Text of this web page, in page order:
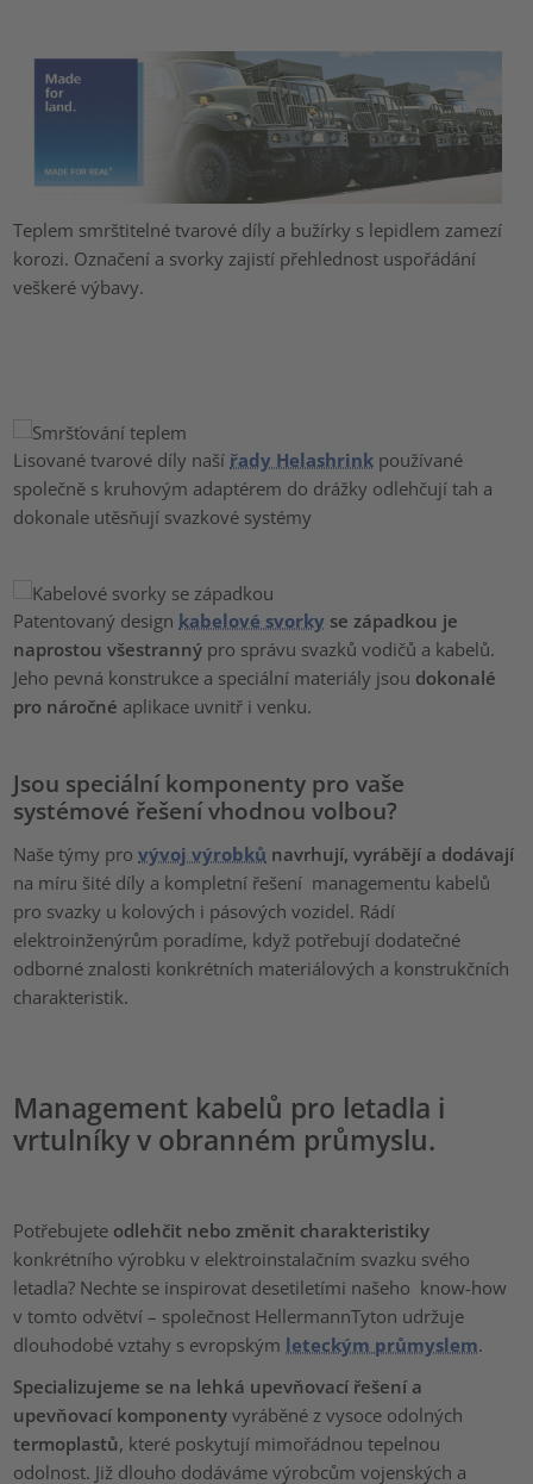
Teplem smrštitelné tvarové díly a bužírky s lepidlem zamezí
korozi. Označení a svorky zajistí přehlednost uspořádání
veškeré výbavy.
Lisované tvarové díly naší řady Helashrink používané
společně s kruhovým adaptérem do drážky odlehčují tah a
dokonale utěsňují svazkové systémy
Patentovaný design kabelové svorky se západkou je
naprostou všestranný pro správu svazků vodičů a kabelů.
Jeho pevná konstrukce a speciální materiály jsou dokonalé
pro náročné aplikace uvnitř i venku.
Jsou speciální komponenty pro vaše
systémové řešení vhodnou volbou?
Naše týmy provývoj výrobků navrhují, vyrábějí a dodávají
na míru šité díly a kompletní řešení managementu kabelů
pro svazky u kolových i pásových vozidel. Rádí
elektroinženýrům poradíme, když potřebují dodatečné
odborné znalosti konkrétních materiálových a konstrukčních
charakteristik.
Management kabelů pro letadla i
vrtulníky v obranném průmyslu.
Potřebujete odlehčit nebo změnit charakteristiky
konkrétního výrobku v elektroinstalačním svazku svého
letadla? Nechte se inspirovat desetiletími našeho know-how
v tomto odvětví – společnost HellermannTyton udržuje
dlouhodobé vztahy s evropským leteckým průmyslem.
Specializujeme se na lehká upevňovací řešení a
upevňovací komponenty vyráběné z vysoce odolných
termoplastů, které poskytují mimořádnou tepelnou
odolnost. Již dlouho dodáváme výrobcům vojenských a